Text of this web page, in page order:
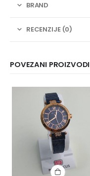
BRAND
RECENZIJE (0)
POVEZANI PROIZVODI